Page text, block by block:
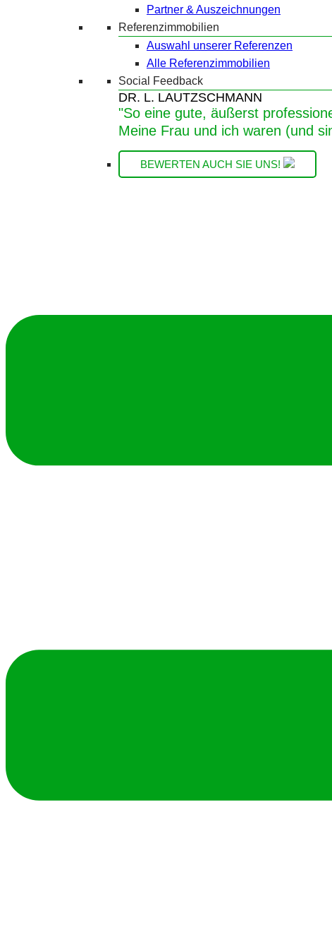
Partner & Auszeichnungen
Referenzimmobilien
Auswahl unserer Referenzen
Alle Referenzimmobilien
Social Feedback
DR. L. LAUTZSCHMANN
"So eine gute, äußerst
Meine Frau und ich waren (und
BEWERTEN AUCH SIE UNS!